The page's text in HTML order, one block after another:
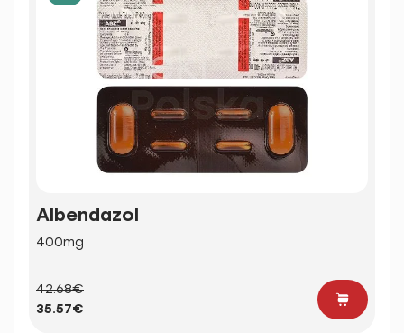
Albendazol
400mg
42.68€
35.57€